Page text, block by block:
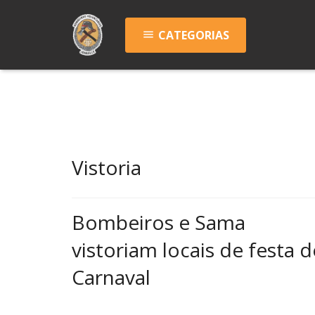
menu CATEGORIAS
Vistoria
Bombeiros e Sama
vistoriam locais de festa
Carnaval